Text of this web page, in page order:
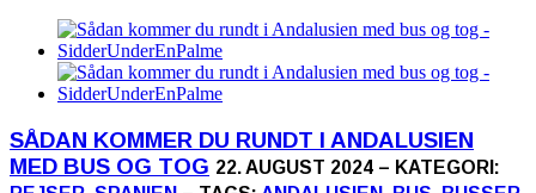
SÅDAN KOMMER DU RUNDT I ANDALUSIEN
MED BUS OG TOG 22. AUGUST 2024 – KATEGORI: